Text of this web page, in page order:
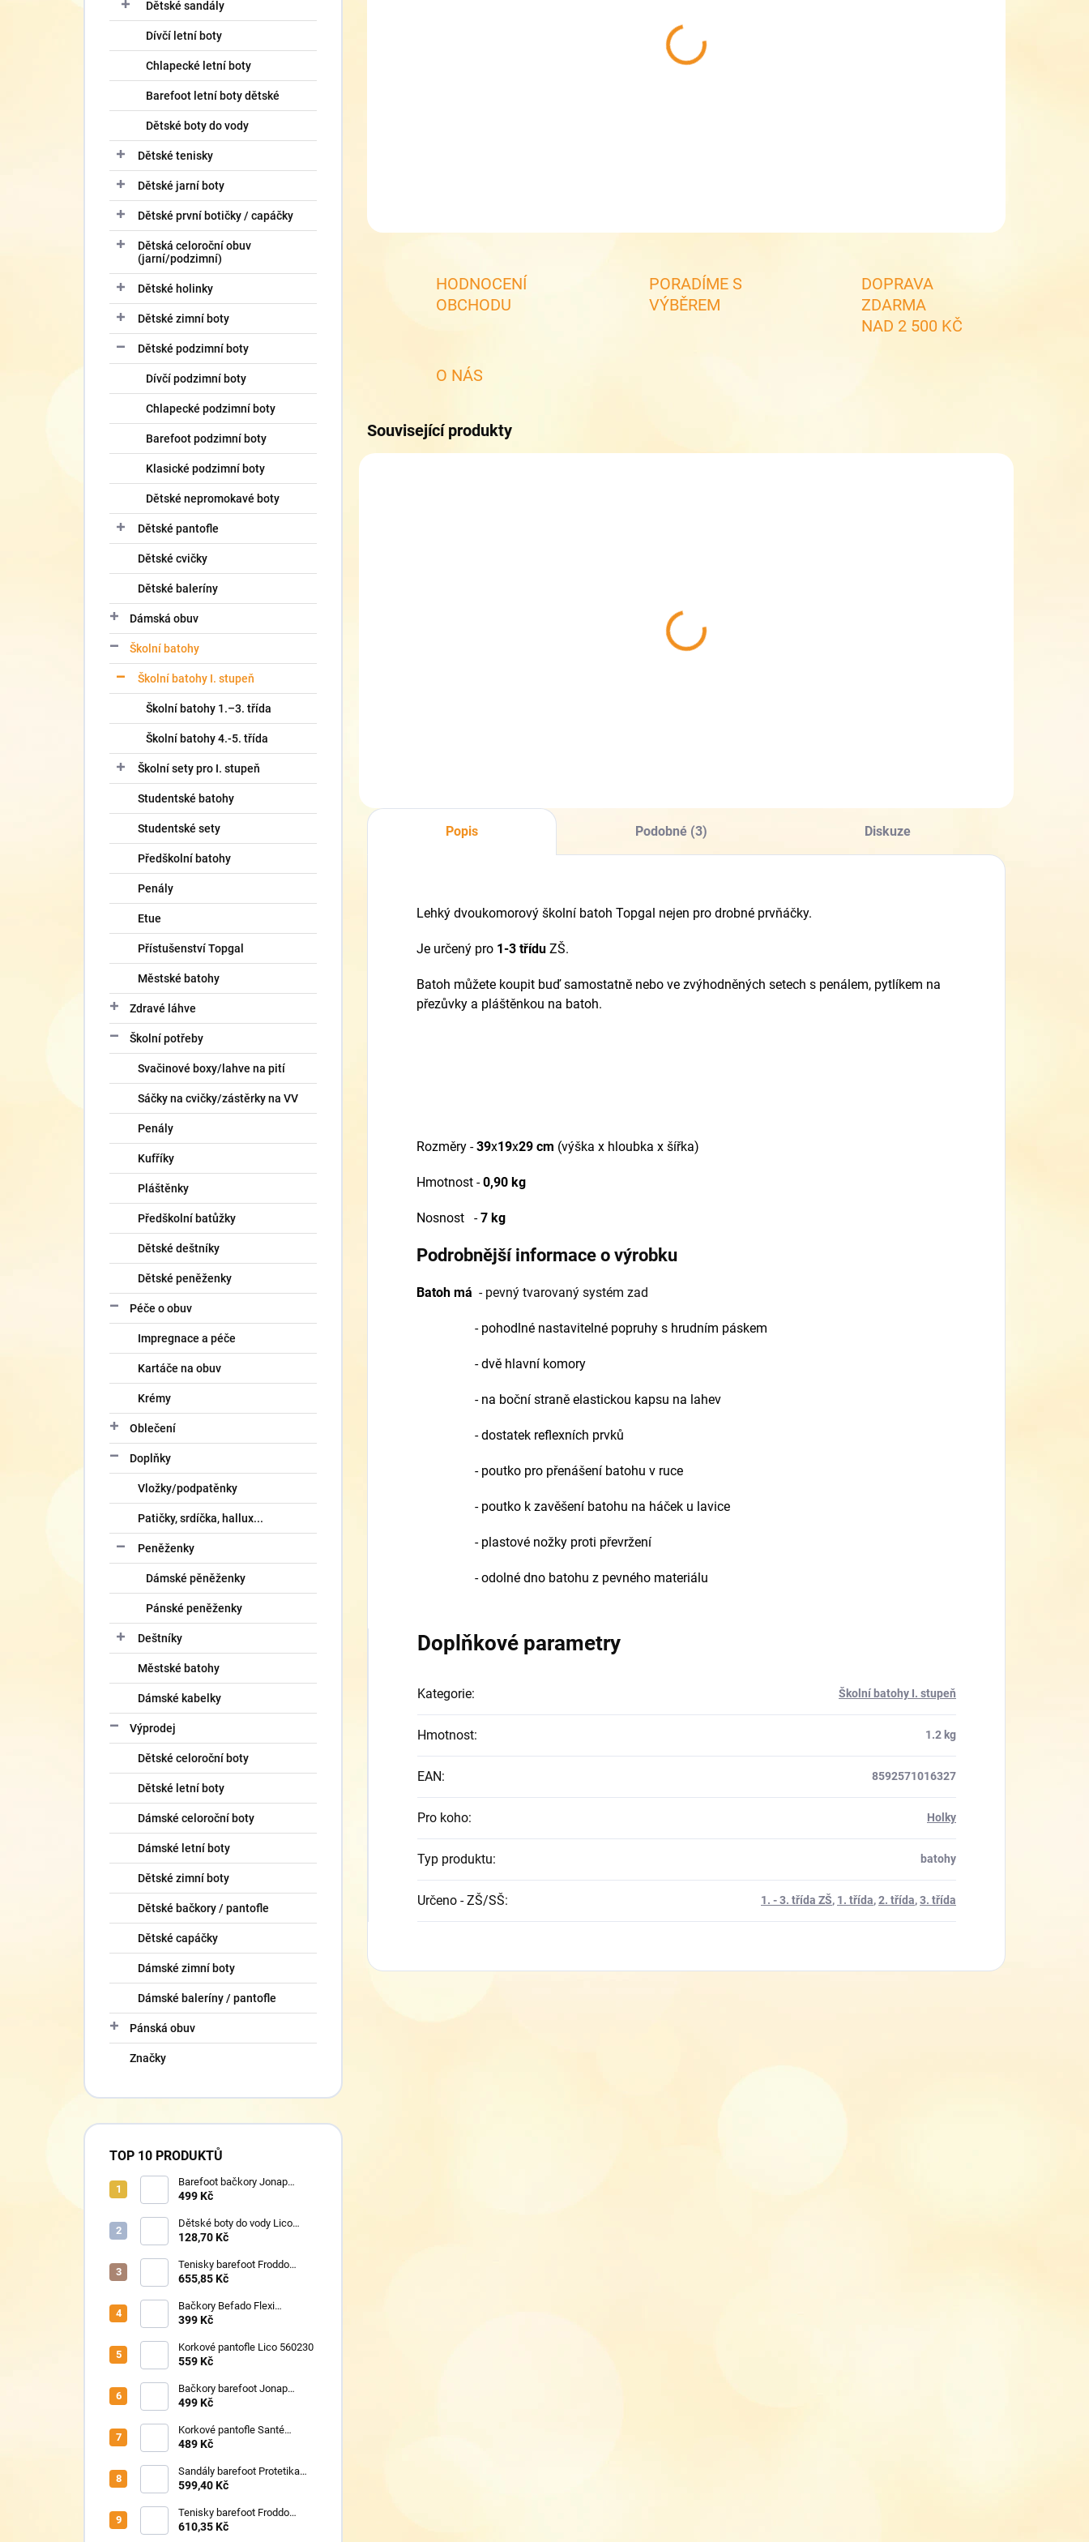
Dětské sandály
Dívčí letní boty
Chlapecké letní boty
Barefoot letní boty dětské
Dětské boty do vody
Dětské tenisky
Dětské jarní boty
Dětské první botičky / capáčky
Dětská celoroční obuv
(jarní/podzimní)
Dětské holinky
Dětské zimní boty
Dětské podzimní boty
Dívčí podzimní boty
Chlapecké podzimní boty
Barefoot podzimní boty
Klasické podzimní boty
Dětské nepromokavé boty
Dětské pantofle
Dětské cvičky
Dětské baleríny
Dámská obuv
Školní batohy
Školní batohy I. stupeň
Školní batohy 1.–3. třída
Školní batohy 4.-5. třída
Školní sety pro I. stupeň
Studentské batohy
Studentské sety
Předškolní batohy
Penály
Etue
Přístušenství Topgal
Městské batohy
Zdravé láhve
Školní potřeby
Svačinové boxy/lahve na pití
Sáčky na cvičky/zástěrky na VV
Penály
Kufříky
Pláštěnky
Předškolní batůžky
Dětské deštníky
Dětské peněženky
Péče o obuv
Impregnace a péče
Kartáče na obuv
Krémy
Oblečení
Doplňky
Vložky/podpatěnky
Patičky, srdíčka, hallux...
Peněženky
Dámské pěněženky
Pánské peněženky
Deštníky
Městské batohy
Dámské kabelky
Výprodej
Dětské celoroční boty
Dětské letní boty
Dámské celoroční boty
Dámské letní boty
Dětské zimní boty
Dětské bačkory / pantofle
Dětské capáčky
Dámské zimní boty
Dámské baleríny / pantofle
Pánská obuv
Značky
TOP 10 PRODUKTŮ
Barefoot bačkory Jonap
Home New fialová kočička
499 Kč
Dětské boty do vody Lico
430124 růžové
128,70 Kč
Tenisky barefoot Froddo
G1700440-17 Mint
655,85 Kč
Bačkory Befado Flexi
627P023
399 Kč
Korkové pantofle Lico 560230
559 Kč
Bačkory barefoot Jonap
Home New Police
499 Kč
Korkové pantofle Santé
VN/326 černá
489 Kč
Sandály barefoot Protetika
TAFI pink uni
599,40 Kč
Tenisky barefoot Froddo
G1700440-5 Blue Electric
610,35 Kč
HODNOCENÍ
OBCHODU
PORADÍME S
VÝBĚREM
DOPRAVA
ZDARMA
NAD 2 500 KČ
O NÁS
Související produkty
Popis Podobné (3) Diskuze
Lehký dvoukomorový školní batoh Topgal nejen pro drobné prvňáčky.
Je určený pro 1-3 třídu ZŠ.
Batoh můžete koupit buď samostatně nebo ve zvýhodněných setech s penálem, pytlíkem na
přezůvky a pláštěnkou na batoh.
Rozměry -39x19x29 cm (výška x hloubka x šířka)
Hmotnost -0,90 kg
Nosnost -7 kg
Podrobnější informace o výrobku
Batoh má - pevný tvarovaný systém zad
- pohodlné nastavitelné popruhy s hrudním páskem
- dvě hlavní komory
- na boční straně elastickou kapsu na lahev
- dostatek reflexních prvků
- poutko pro přenášení batohu v ruce
- poutko k zavěšení batohu na háček u lavice
- plastové nožky proti převržení
- odolné dno batohu z pevného materiálu
Doplňkové parametry
Kategorie: Školní batohy I. stupeň
Hmotnost: 1.2 kg
EAN: 8592571016327
Pro koho: Holky
Typ produktu: batohy
Určeno - ZŠ/SŠ: 1. - 3. třída ZŠ, 1. třída,2. třída,3. třída